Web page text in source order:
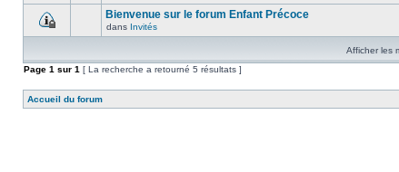
Bienvenue sur le forum Enfant Précoce
dans Invités
Afficher les
Page 1 sur 1 [ La recherche a retourné 5 résultats ]
Accueil du forum